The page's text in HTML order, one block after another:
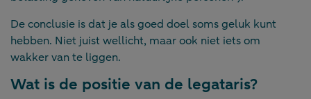
De conclusie is dat je als goed doel soms geluk kunt
hebben. Niet juist wellicht, maar ook niet iets om
wakker van te liggen.
Wat is de positie van de legataris?